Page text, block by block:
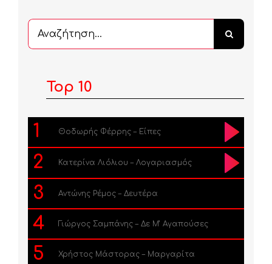
Αναζήτηση
...
Top 10
1 Θοδωρής Φέρρης – Είπες
2 Κατερίνα Λιόλιου – Λογαριασμός
3 Αντώνης Ρέμος – Δευτέρα
4 Γιώργος Σαμπάνης – Δε Μ’ Αγαπούσες
5 Χρήστος Μάστορας – Μαργαρίτα